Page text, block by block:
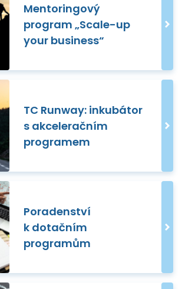
Mentoringový
program „Scale-up
your business“
TC Runway: inkubátor
s akceleračním
programem
Poradenství
k dotačním
programům